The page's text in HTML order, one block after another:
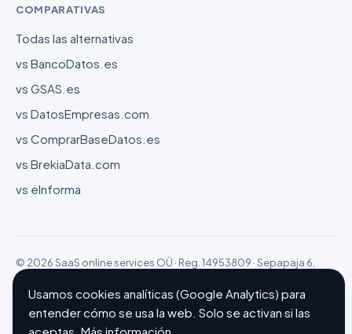
COMPARATIVAS
Todas las alternativas
vs BancoDatos.es
vs GSAS.es
vs DatosEmpresas.com
vs ComprarBaseDatos.es
vs BrekiaData.com
vs eInforma
© 2026 SaaS online services OÜ · Reg. 14953809 · Sepapaja 6,
15551 Tallinn (Estonia)
Configurar cookiesHecho con ❤ en Barcelona
Usamos cookies analíticas (Google Analytics) para
entender cómo se usa la web. Solo se activan si las